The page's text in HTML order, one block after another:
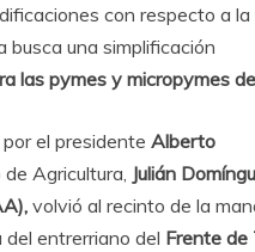
con respecto a la
busca una simplificación
las pymes y micropymes
el presidente Alberto
Agricultura, Julián
volvió al recinto de la
entrerriano del Frente de